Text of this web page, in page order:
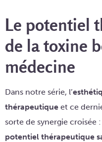
Le potentiel
de la toxine
médecine
Dans notre série, l’
thérapeutique et ce
sorte de synergie croisée :
potentiel thérapeutique